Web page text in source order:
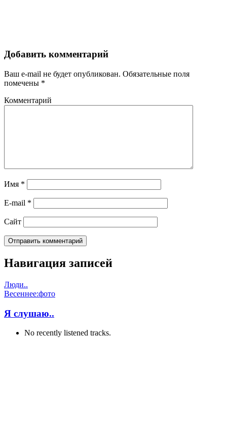
Добавить комментарий
Ваш e-mail не будет опубликован. Обязательные поля
помечены *
Комментарий
Имя *
E-mail *
Сайт
Навигация записей
Люди..
Весеннее:фото
Я слушаю..
No recently listened tracks.